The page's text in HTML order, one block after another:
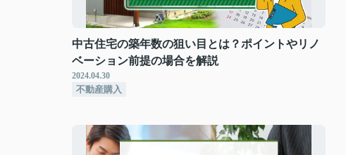
中古住宅の築年数の狙い目とは？ポイントやリノ
ベーション前提の場合を解説
2024.04.30
不動産購入